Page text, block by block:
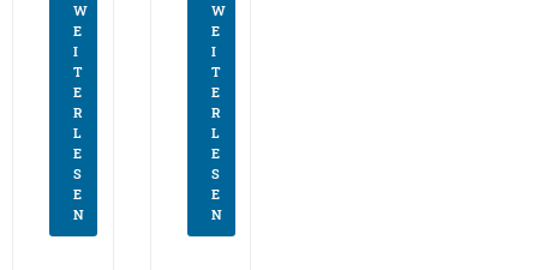
W
E
I
T
E
R
L
E
S
E
N
W
E
I
T
E
R
L
E
S
E
N